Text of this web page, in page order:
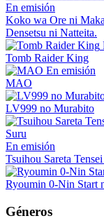
En emisión
Koko wa Ore ni
Densetsu ni Natteita.
Tomb Raider King
En emisión
MAO
LV999 no Murabito
En emisión
Tsuihou Sareta
Ryoumin 0-Nin Start
Géneros